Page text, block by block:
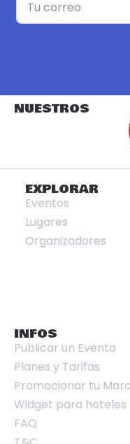
NUESTROS
EXPLORAR
Eventos
Lugares
Organizadores
INFOS
Publicar un Evento
Planes y Tarifas
Promocionar tu
Widget para hoteles
FAQ